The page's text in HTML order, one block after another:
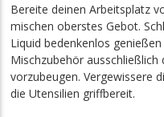
Bereite deinen Arbeitsplatz
mischen oberstes Gebot.
Liquid bedenkenlos
Mischzubehör
vorzubeugen. Vergewissere
die Utensilien griffbereit.